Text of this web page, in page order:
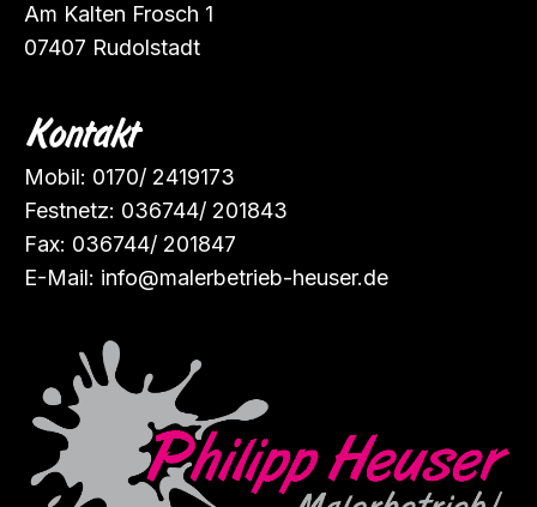
Am Kalten Frosch 1
07407 Rudolstadt
Kontakt
Mobil: 0170/ 2419173
Festnetz: 036744/ 201843
Fax: 036744/ 201847
E-Mail: info@malerbetrieb-heuser.de